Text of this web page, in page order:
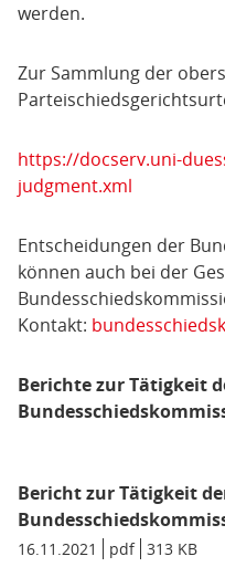
werden.
Zur Sammlung der
https://docserv.uni-
judgment.xml
Entscheidungen der
können auch bei der
Kontakt:
Berichte zur Tätigkeit
Bericht zur Tätigkeit
Metadaten:
Datum/Gültigkeit:
16.11.2021 Dateiformat:
pdf Dateigröße:
313 KB